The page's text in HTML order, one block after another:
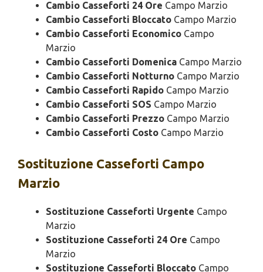
Cambio Casseforti 24 Ore Campo Marzio
Cambio Casseforti Bloccato Campo Marzio
Cambio Casseforti Economico Campo
Marzio
Cambio Casseforti Domenica Campo Marzio
Cambio Casseforti Notturno Campo Marzio
Cambio Casseforti Rapido Campo Marzio
Cambio Casseforti SOS Campo Marzio
Cambio Casseforti Prezzo Campo Marzio
Cambio Casseforti Costo Campo Marzio
Sostituzione Casseforti Campo
Marzio
Sostituzione Casseforti Urgente Campo
Marzio
Sostituzione Casseforti 24 Ore Campo
Marzio
Sostituzione Casseforti Bloccato Campo